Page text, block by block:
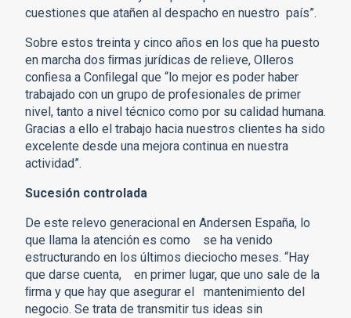
cuestiones que atañen al despacho en nuestro país”.
Sobre estos treinta y cinco años en los que ha puesto
en marcha dos ﬁrmas jurídicas de relieve, Olleros
conﬁesa a Conﬁlegal que “lo mejor es poder haber
trabajado con un grupo de profesionales de primer
nivel, tanto a nivel técnico como por su calidad humana.
Gracias a ello el trabajo hacia nuestros clientes ha sido
excelente desde una mejora continua en nuestra
actividad”.
Sucesión controlada
De este relevo generacional en Andersen España, lo
que llama la atención es como se ha venido
estructurando en los últimos dieciocho meses. “Hay
que darse cuenta, en primer lugar, que uno sale de la
ﬁrma y que hay que asegurar el mantenimiento del
negocio. Se trata de transmitir tus ideas sin